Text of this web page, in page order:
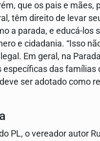
que os pais e mães,
têm direito de levar
a parada, e educá-los
e cidadania. “Isso
Em geral, na
específicas das famílias
ser adotado como
PL, o vereador autor